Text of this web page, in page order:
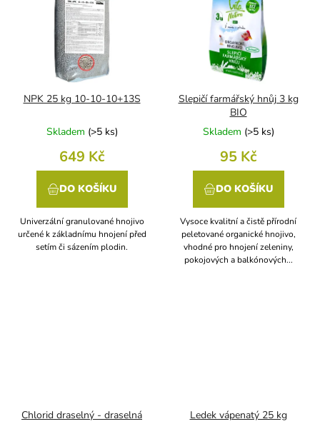
NPK 25 kg 10-10-10+13S
Skladem (>5 ks)
649 Kč
DO KOŠÍKU
Univerzální granulované hnojivo
určené k základnímu hnojení před
setím či sázením plodin.
Slepičí farmářský hnůj 3 kg
BIO
Skladem (>5 ks)
95 Kč
DO KOŠÍKU
Vysoce kvalitní a čistě přírodní
peletované organické hnojivo,
vhodné pro hnojení zeleniny,
pokojových a balkónových...
Chlorid draselný - draselná
Ledek vápenatý 25 kg